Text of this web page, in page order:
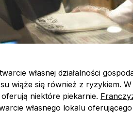
własnej działalności
wiąże się również z ryzykiem.
niektóre piekarnie.
własnego lokalu